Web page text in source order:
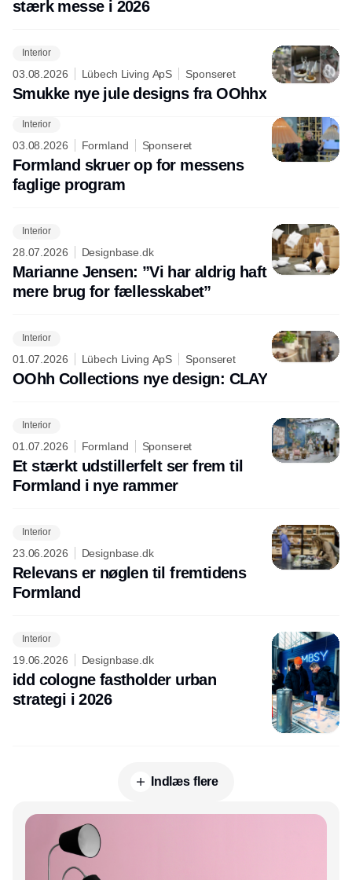
stærk messe i 2026
Interior
03.08.2026 Lübech Living ApS Sponseret
Smukke nye jule designs fra OOhhx
Interior
03.08.2026 Formland Sponseret
Formland skruer op for messens
faglige program
Interior
28.07.2026 Designbase.dk
Marianne Jensen: ”Vi har aldrig haft
mere brug for fællesskabet”
Interior
01.07.2026 Lübech Living ApS Sponseret
OOhh Collections nye design: CLAY
Interior
01.07.2026 Formland Sponseret
Et stærkt udstillerfelt ser frem til
Formland i nye rammer
Interior
23.06.2026 Designbase.dk
Relevans er nøglen til fremtidens
Formland
Interior
19.06.2026 Designbase.dk
idd cologne fastholder urban
strategi i 2026
Indlæs flere
Annonce